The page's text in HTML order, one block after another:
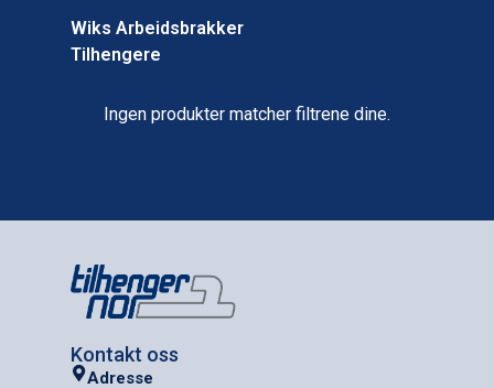
Wiks Arbeidsbrakker
Tilhengere
Ingen produkter matcher filtrene dine.
Kontakt oss
Adresse